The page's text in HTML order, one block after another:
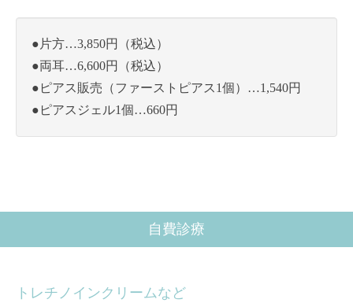
●片方…3,850円（税込）
●両耳…6,600円（税込）
●ピアス販売（ファーストピアス1個）…1,540円
●ピアスジェル1個…660円
自費診療
トレチノインクリームなど
アクセス